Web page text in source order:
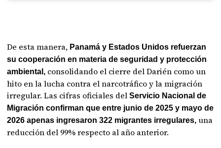
De esta manera, Panamá y Estados Unidos refuerzan
su cooperación en materia de seguridad y protección
ambiental, consolidando el cierre del Darién como un
hito en la lucha contra el narcotráfico y la migración
irregular. Las cifras oficiales delServicio Nacional de
Migración confirman que entre junio de 2025 y mayo de
2026 apenas ingresaron 322 migrantes irregulares, una
reducción del 99% respecto al año anterior.